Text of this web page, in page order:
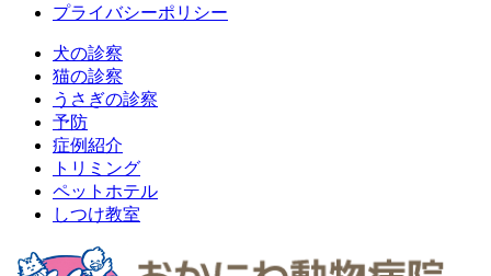
プライバシーポリシー
犬の診察
猫の診察
うさぎの診察
予防
症例紹介
トリミング
ペットホテル
しつけ教室